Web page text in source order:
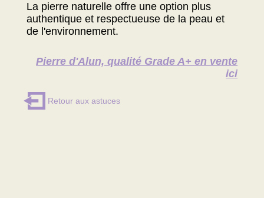
Retour aux astuces
La pierre naturelle offre une option plus
authentique et respectueuse de la peau et
de l'environnement.
Pierre d'Alun, qualité Grade A+ en vente
ici